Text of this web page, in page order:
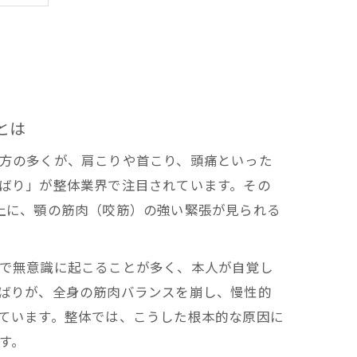
は
の多くが、肩こりや首こり、頭痛といった
り」が整体業界で注目されています。その
、顎の筋肉（咬筋）の強い緊張が見られる
無意識に起こることが多く、本人が自覚し
りが、全身の筋肉バランスを崩し、慢性的
います。整体では、こうした根本的な原因に
。